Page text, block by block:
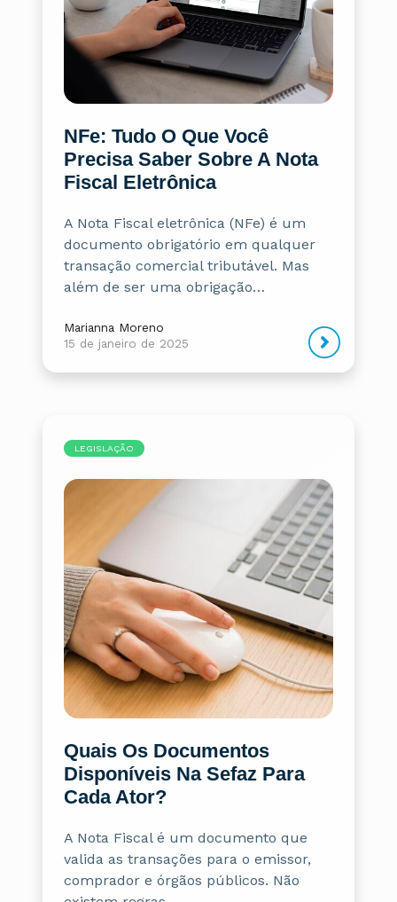
NFe: Tudo O Que Você
Precisa Saber Sobre A Nota
Fiscal Eletrônica
A Nota Fiscal eletrônica (NFe) é um
documento obrigatório em qualquer
transação comercial tributável. Mas
além de ser uma obrigação…
Marianna Moreno
15 de janeiro de 2025
LEGISLAÇÃO
Quais Os Documentos
Disponíveis Na Sefaz Para
Cada Ator?
A Nota Fiscal é um documento que
valida as transações para o emissor,
comprador e órgãos públicos. Não